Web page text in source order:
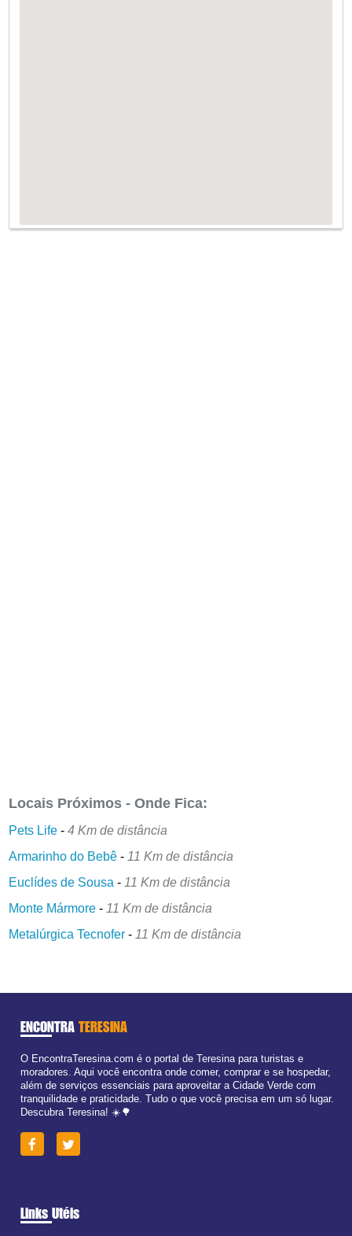
Locais Próximos - Onde Fica:
Pets Life -4 Km de distância
Armarinho do Bebê - 11 Km de distância
Euclídes de Sousa - 11 Km de distância
Monte Mármore - 11 Km de distância
Metalúrgica Tecnofer - 11 Km de distância
ENCONTRA TERESINA
O EncontraTeresina.com é o portal de Teresina para turistas e
moradores. Aqui você encontra onde comer, comprar e se hospedar,
além de serviços essenciais para aproveitar a Cidade Verde com
tranquilidade e praticidade. Tudo o que você precisa em um só lugar.
Descubra Teresina! ☀️🌳
Links Utéis